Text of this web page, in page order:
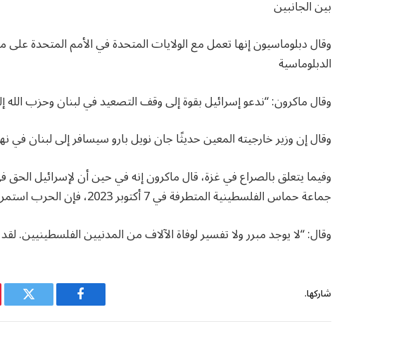
بين الجانبين
وقال دبلوماسيون إنها تعمل مع الولايات المتحدة في الأمم المتحدة على
الدبلوماسية
وقال ماكرون: “ندعو إسرائيل بقوة إلى وقف التصعيد في لبنان وحزب الله
وقال إن وزير خارجيته المعين حديثًا جان نويل بارو سيسافر إلى لبنان في
وفيما يتعلق بالصراع في غزة، قال ماكرون إنه في حين أن لإسرائيل
جماعة حماس الفلسطينية المتطرفة في 7 أكتوبر 2023، فإن الحرب استمرت لفترة طويلة ويجب أن تنتهي الآن
وقال: “لا يوجد مبرر ولا تفسير لوفاة الآلاف من المدنيين الفلسطينيين.
شاركها.
فيسبوك تويتر